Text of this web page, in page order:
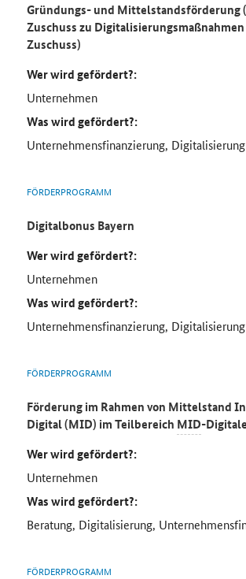
Gründungs- und Mittelstandsförderung
Zuschuss zu
Zuschuss)
Wer wird gefördert?:
Unternehmen
Was wird gefördert?:
Unternehmensfinanzierung, Digitalisierung
FÖRDERPROGRAMM
Digitalbonus Bayern
Wer wird gefördert?:
Unternehmen
Was wird gefördert?:
Unternehmensfinanzierung, Digitalisierung
FÖRDERPROGRAMM
Förderung im Rahmen von Mittelstand
Digital (MID) im Teilbereich MID-
Wer wird gefördert?:
Unternehmen
Was wird gefördert?:
Beratung, Digitalisierung,
FÖRDERPROGRAMM